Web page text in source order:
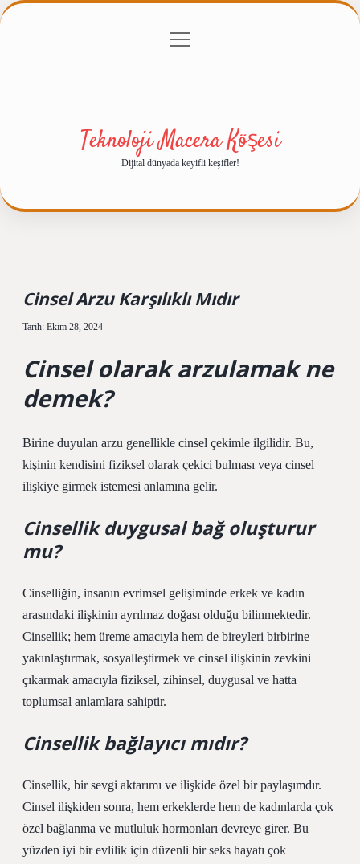
Gizlilik Politikası
menüyü
Teknoloji Macera Köşesi
Dijital dünyada keyifli keşifler!
Cinsel Arzu Karşılıklı Mıdır
Tarih: Ekim 28, 2024
Cinsel olarak arzulamak ne
demek?
Birine duyulan arzu genellikle cinsel çekimle ilgilidir. Bu,
kişinin kendisini fiziksel olarak çekici bulması veya cinsel
ilişkiye girmek istemesi anlamına gelir.
Cinsellik duygusal bağ oluşturur
mu?
Cinselliğin, insanın evrimsel gelişiminde erkek ve kadın
arasındaki ilişkinin ayrılmaz doğası olduğu bilinmektedir.
Cinsellik; hem üreme amacıyla hem de bireyleri birbirine
yakınlaştırmak, sosyalleştirmek ve cinsel ilişkinin zevkini
çıkarmak amacıyla fiziksel, zihinsel, duygusal ve hatta
toplumsal anlamlara sahiptir.
Cinsellik bağlayıcı mıdır?
Cinsellik, bir sevgi aktarımı ve ilişkide özel bir paylaşımdır.
Cinsel ilişkiden sonra, hem erkeklerde hem de kadınlarda çok
özel bağlanma ve mutluluk hormonları devreye girer. Bu
yüzden iyi bir evlilik için düzenli bir seks hayatı çok